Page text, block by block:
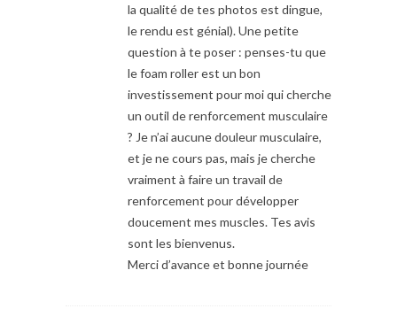
la qualité de tes photos est dingue,
le rendu est génial). Une petite
question à te poser : penses-tu que
le foam roller est un bon
investissement pour moi qui cherche
un outil de renforcement musculaire
? Je n’ai aucune douleur musculaire,
et je ne cours pas, mais je cherche
vraiment à faire un travail de
renforcement pour développer
doucement mes muscles. Tes avis
sont les bienvenus.
Merci d’avance et bonne journée